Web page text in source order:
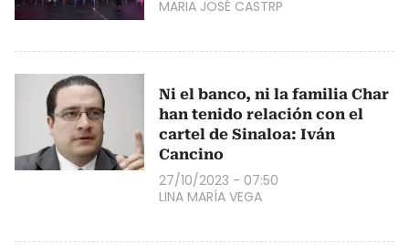
MARIA JOSÉ CASTRP
Ni el banco, ni la familia Char
han tenido relación con el
cartel de Sinaloa: Iván
Cancino
27/10/2023 - 07:50
LINA MARÍA VEGA